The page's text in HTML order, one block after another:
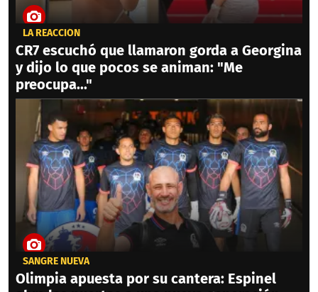
LA REACCIÓN
CR7 escuchó que llamaron gorda a Georgina
y dijo lo que pocos se animan: "Me
preocupa..."
SANGRE NUEVA
Olimpia apuesta por su cantera: Espinel